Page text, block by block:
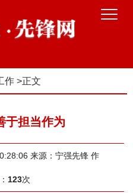
作 >正文
于担当作为
来源：宁强先锋 作
123次